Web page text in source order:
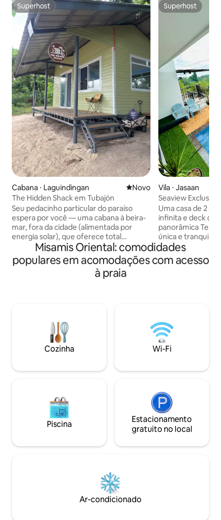
Superhost
Superhost
Cabana ⋅ Laguindingan Novo lugar para ficar
Novo
The Hidden Shack em Tubajón
Seu pedacinho particular do paraíso
espera por você — uma cabana à beira-
mar, fora da cidade (alimentada por
energia solar), que oferece total
exclusividade e beleza intocada. Situado
ao longo da costa serena de Tubajón, é
perfeito para viajantes descontraídos
que buscam uma verdadeira terapia de
voo – este lugar fica a apenas 10 minutos
de carro do aeroporto LACX. Venha pela
calma. Fique para ver a magia. Saia
sentindo-se revigorado.
Superhost
Superhost
Vila ⋅ Jasaan
Seaview
Jasaan Mis Or
Uma casa de 2
infinita e deck de
panorâmica Tenha calma nesta viagem
única e tranquila.
perfeita de
com piscina,
deslumbrante
Talvez você
piscina ou relaxar
para o infinito.
são realmente
Misamis Oriental: comodidades
populares em acomodações com acesso
à praia
Cozinha Wi-Fi
Piscina
Estacionamento
gratuito no local
Ar-condicionado